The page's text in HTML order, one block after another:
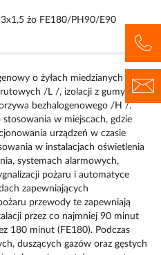
żo FE180/PH90/E90
o żyłach miedzianych
/L /, izolacji z gumy
bezhalogenowego /H /.
w miejscach, gdzie
urządzeń w czasie
w instalacjach oświetlenia
systemach alarmowych,
pożaru i automatyce
zapewniających
przewody te zapewniają
przez co najmniej 90 minut
180 minut (FE180). Podczas
duszących gazów oraz gęstych